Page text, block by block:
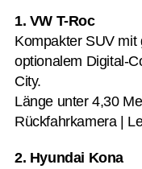
1. VW T-Roc
Kompakter SUV mit
optionalem Digital-
City.
Länge unter 4,30
Rückfahrkamera |
2. Hyundai Kona